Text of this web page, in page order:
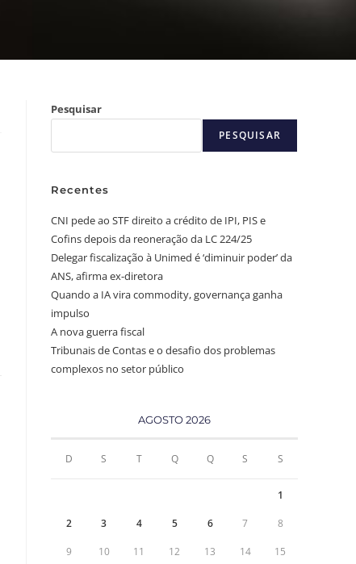
Pesquisar
PESQUISAR
Recentes
CNI pede ao STF direito a crédito de IPI, PIS e
Cofins depois da reoneração da LC 224/25
Delegar fiscalização à Unimed é ‘diminuir poder’ da
ANS, afirma ex-diretora
Quando a IA vira commodity, governança ganha
impulso
A nova guerra fiscal
Tribunais de Contas e o desafio dos problemas
complexos no setor público
AGOSTO 2026
D S T Q Q S S
1
2 3 4 5 6 7 8
9 10 11 12 13 14 15